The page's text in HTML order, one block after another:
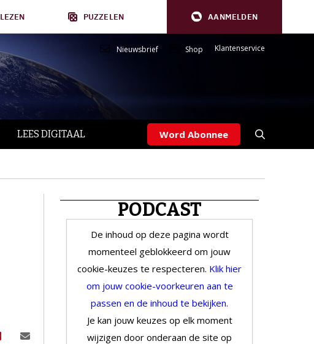
PUZZELEN AANMELDEN
Nieuwsbrief Shop Klantenservice
LEES DIGITAAL Word Abonnee
PODCAST
De inhoud op deze pagina wordt
momenteel geblokkeerd om jouw
cookie-keuzes te respecteren. Klik hier
om jouw cookie-voorkeuren aan te
passen en de inhoud te bekijken.
Je kan jouw keuzes op elk moment
wijzigen door onderaan de site op